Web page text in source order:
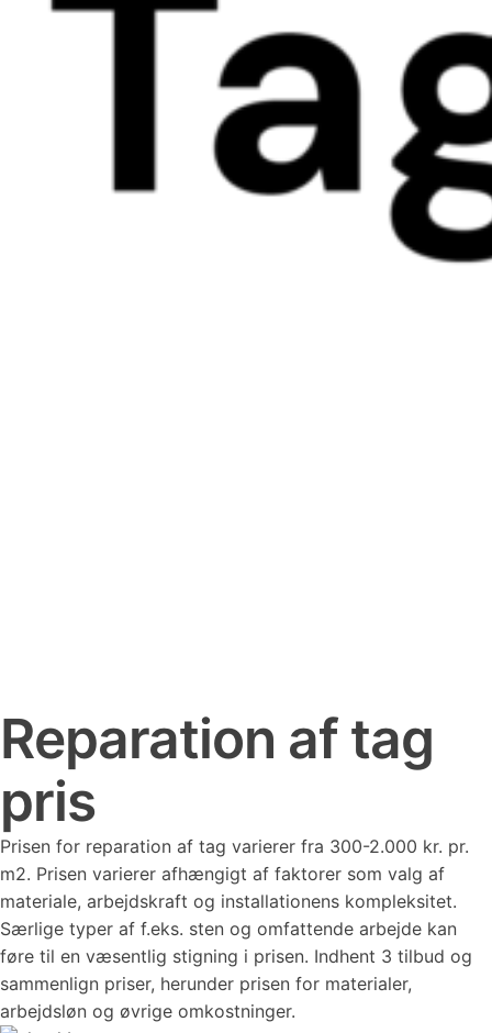
Reparation af tag
pris
Prisen for reparation af tag varierer fra 300-2.000 kr. pr.
m2. Prisen varierer afhængigt af faktorer som valg af
materiale, arbejdskraft og installationens kompleksitet.
Særlige typer af f.eks. sten og omfattende arbejde kan
føre til en væsentlig stigning i prisen. Indhent 3 tilbud og
sammenlign priser, herunder prisen for materialer,
arbejdsløn og øvrige omkostninger.